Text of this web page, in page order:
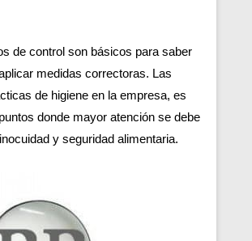
de control son básicos para saber
medidas correctoras. Las
de higiene en la empresa, es
donde mayor atención se debe
y seguridad alimentaria.